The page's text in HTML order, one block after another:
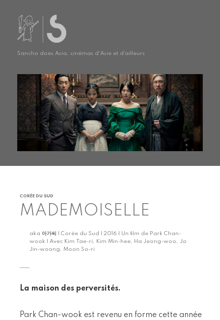
Sancho does Asia, cinémas d'Asie et d'ailleurs
CORÉE DU SUD
MADEMOISELLE
aka 아가씨
| Corée du Sud | 2016 | Un film de Park Chan-
wook | Avec Kim Tae-ri, Kim Min-hee, Ha Jeong-woo, Jo
Jin-woong, Moon So-ri
La maison des perversités.
Park Chan-wook est revenu en forme cette année